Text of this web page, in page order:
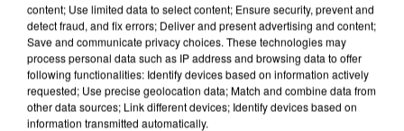
"JE SUIS À DISPOSITION DES
ENFOIRÉS"
content; Use limited data to select content; Ensure security, prevent and
detect fraud, and fix errors; Deliver and present advertising and content;
Save and communicate privacy choices. These technologies may
process personal data such as IP address and browsing data to offer
following functionalities: Identify devices based on information actively
requested; Use precise geolocation data; Match and combine data from
other data sources; Link different devices; Identify devices based on
information transmitted automatically.